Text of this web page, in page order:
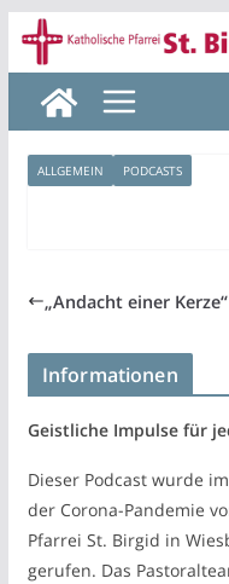
Zum
Inhalt
springen
ALLGEMEIN PODCASTS
„Andacht einer
Informationen
Geistliche Impulse für
Dieser Podcast wurde
der Corona-Pandemie
Pfarrei St. Birgid in
gerufen. Das